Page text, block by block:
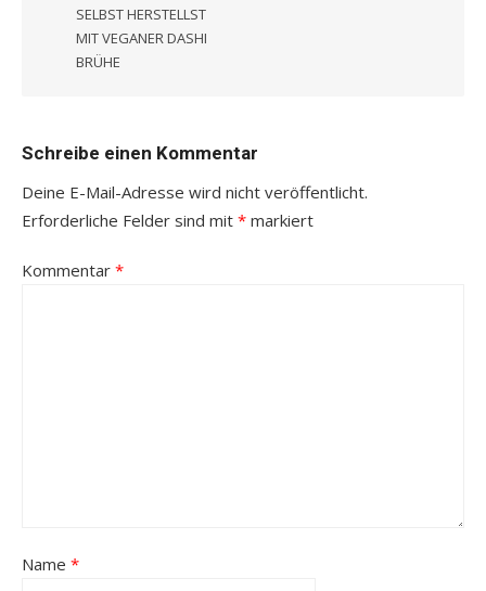
SELBST HERSTELLST
MIT VEGANER DASHI
BRÜHE
Schreibe einen Kommentar
Deine E-Mail-Adresse wird nicht veröffentlicht.
Erforderliche Felder sind mit * markiert
Kommentar *
Name *